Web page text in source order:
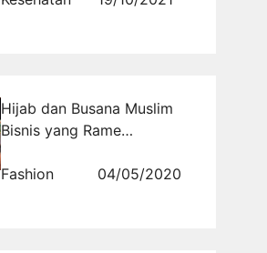
Hijab dan Busana Muslim
Bisnis yang Rame
Fashion
04/05/2020